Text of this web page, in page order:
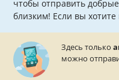
чтобы отправить
близким! Если вы
причем, сделать это по
разделе вы найдете всё,
Здесь только
можно